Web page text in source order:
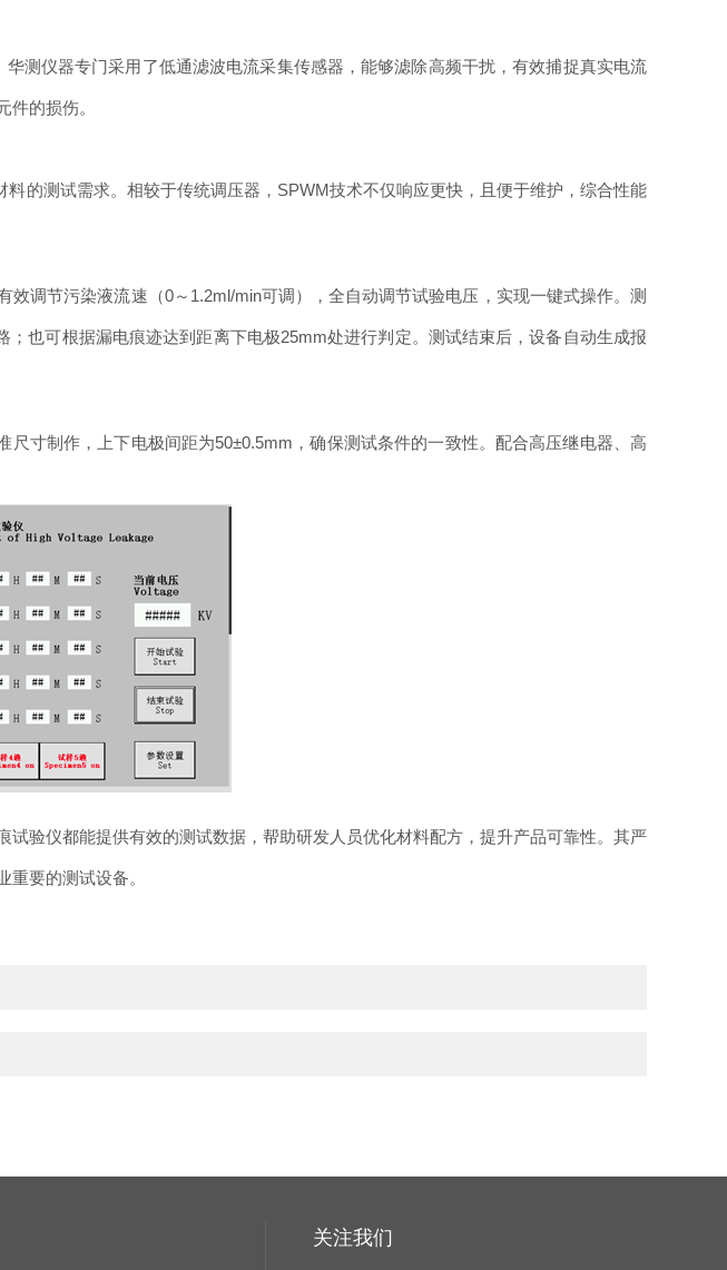
测仪器专门采用了低通滤波电流采集传感器，能够滤除高频干扰，有效捕捉真实电流
的损伤。
的测试需求。相较于传统调压器，SPWM技术不仅响应更快，且便于维护，综合性能
调节污染液流速（0～1.2ml/min可调），全自动调节试验电压，实现一键式操作。测
也可根据漏电痕迹达到距离下电极25mm处进行判定。测试结束后，设备自动生成报
寸制作，上下电极间距为50±0.5mm，确保测试条件的一致性。配合高压继电器、高
验仪都能提供有效的测试数据，帮助研发人员优化材料配方，提升产品可靠性。其严
要的测试设备。
关注我们